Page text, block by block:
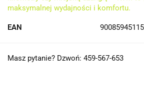
maksymalnej wydajności i komfortu.
EAN
Masz pytanie? Dzwoń: 459-567-653